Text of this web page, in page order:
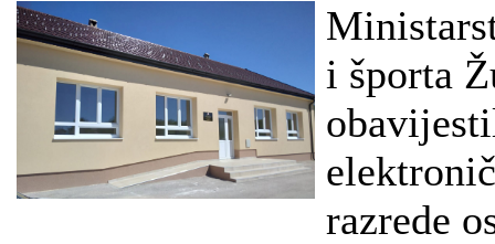
i športa
razrede